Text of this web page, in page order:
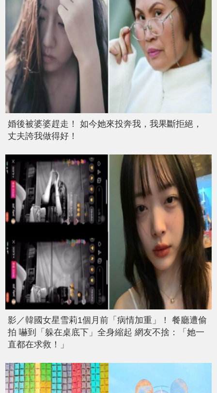
婚後被婆婆趕走！ 如今她來投奔我，我果斷拒絕，
丈夫誇我做得好！
影／韓國女星雪莉1個月前「病情加重」！ 餐廳遭偷
拍 嚇到「躲在桌底下」全身縮起 網友不捨：「她一
直都在求救！」